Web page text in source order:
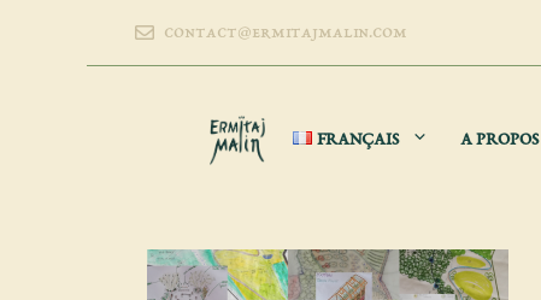
contact@ermitajmalin.com
FRANÇAIS A PROPOS